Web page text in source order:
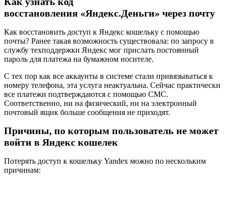
восстановления «Яндекс.Деньги» через почту
Как восстановить доступ к Яндекс кошельку с помощью
почты? Ранее такая возможность существовала: по запросу в
службу техподдержки Яндекс мог прислать постоянный
пароль для платежа на бумажном носителе.
С тех пор как все аккаунты в системе стали привязываться к
номеру телефона, эта услуга неактуальна. Сейчас практически
все платежи подтверждаются с помощью СМС.
Соответственно, ни на физический, ни на электронный
почтовый ящик больше сообщения не приходят.
Причины, по которым пользователь не может
войти в Яндекс кошелек
Потерять доступ к кошельку Yandex можно по нескольким
причинам: